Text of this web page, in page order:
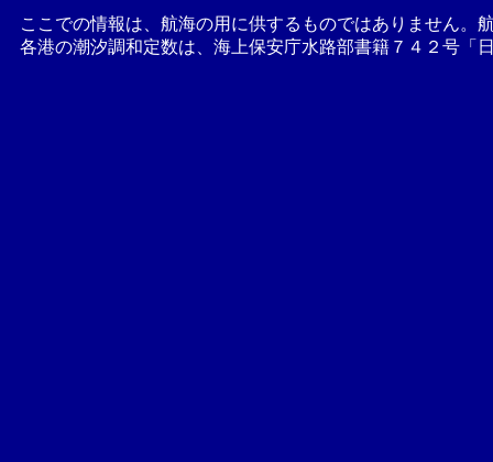
ここでの情報は、航海の用に供するものではありません。
各港の潮汐調和定数は、海上保安庁水路部書籍７４２号「